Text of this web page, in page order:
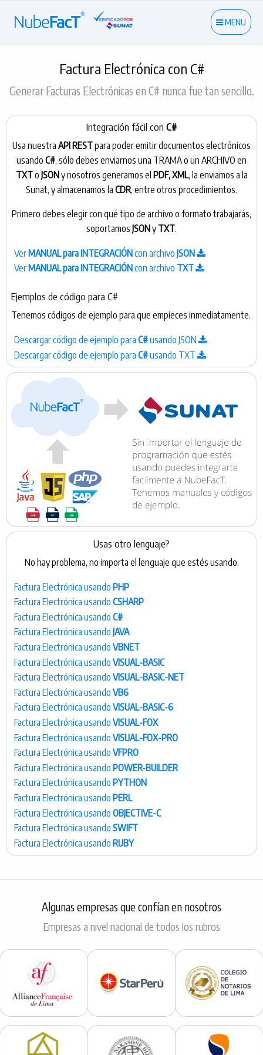
MENU
Factura Electrónica con C#
Generar Facturas Electrónicas en C# nunca fue tan sencillo.
Integración fácil con C#
Usa nuestra API RESTpara poder emitir documentos electrónicos
usando C#, sólo debes enviarnos una TRAMA o un ARCHIVO en
TXTo JSONy nosotros generamos el PDF, XML, la enviamos a la
Sunat, y almacenamos la CDR, entre otros procedimientos.
Primero debes elegir con qué tipo de archivo o formato trabajarás,
soportamos JSONy TXT.
VerMANUAL para INTEGRACIÓNcon archivo JSON
Ver MANUAL para INTEGRACIÓNcon archivo TXT
Ejemplos de código para C#
Tenemos códigos de ejemplo para que empieces inmediatamente.
Descargar código de ejemplo para C#usando JSON
Descargar código de ejemplo para C#usando TXT
Usas otro lenguaje?
No hay problema, no importa el lenguaje que estés usando.
Factura Electrónica usando PHP
Factura Electrónica usando CSHARP
Factura Electrónica usando C#
Factura Electrónica usando JAVA
Factura Electrónica usando VBNET
Factura Electrónica usando VISUAL-BASIC
Factura Electrónica usando VISUAL-BASIC-NET
Factura Electrónica usando VB6
Factura Electrónica usando VISUAL-BASIC-6
Factura Electrónica usando VISUAL-FOX
Factura Electrónica usando VISUAL-FOX-PRO
Factura Electrónica usando VFPRO
Factura Electrónica usando POWER-BUILDER
Factura Electrónica usando PYTHON
Factura Electrónica usando PERL
Factura Electrónica usando OBJECTIVE-C
Factura Electrónica usando SWIFT
Factura Electrónica usando RUBY
Algunas empresas que confían en nosotros
Empresas a nivel nacional de todos los rubros